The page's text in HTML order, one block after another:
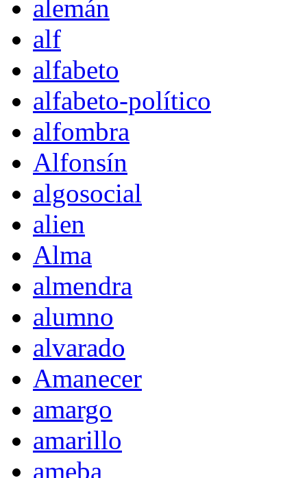
alemán
alf
alfabeto
alfabeto-político
alfombra
Alfonsín
algosocial
alien
Alma
almendra
alumno
alvarado
Amanecer
amargo
amarillo
ameba